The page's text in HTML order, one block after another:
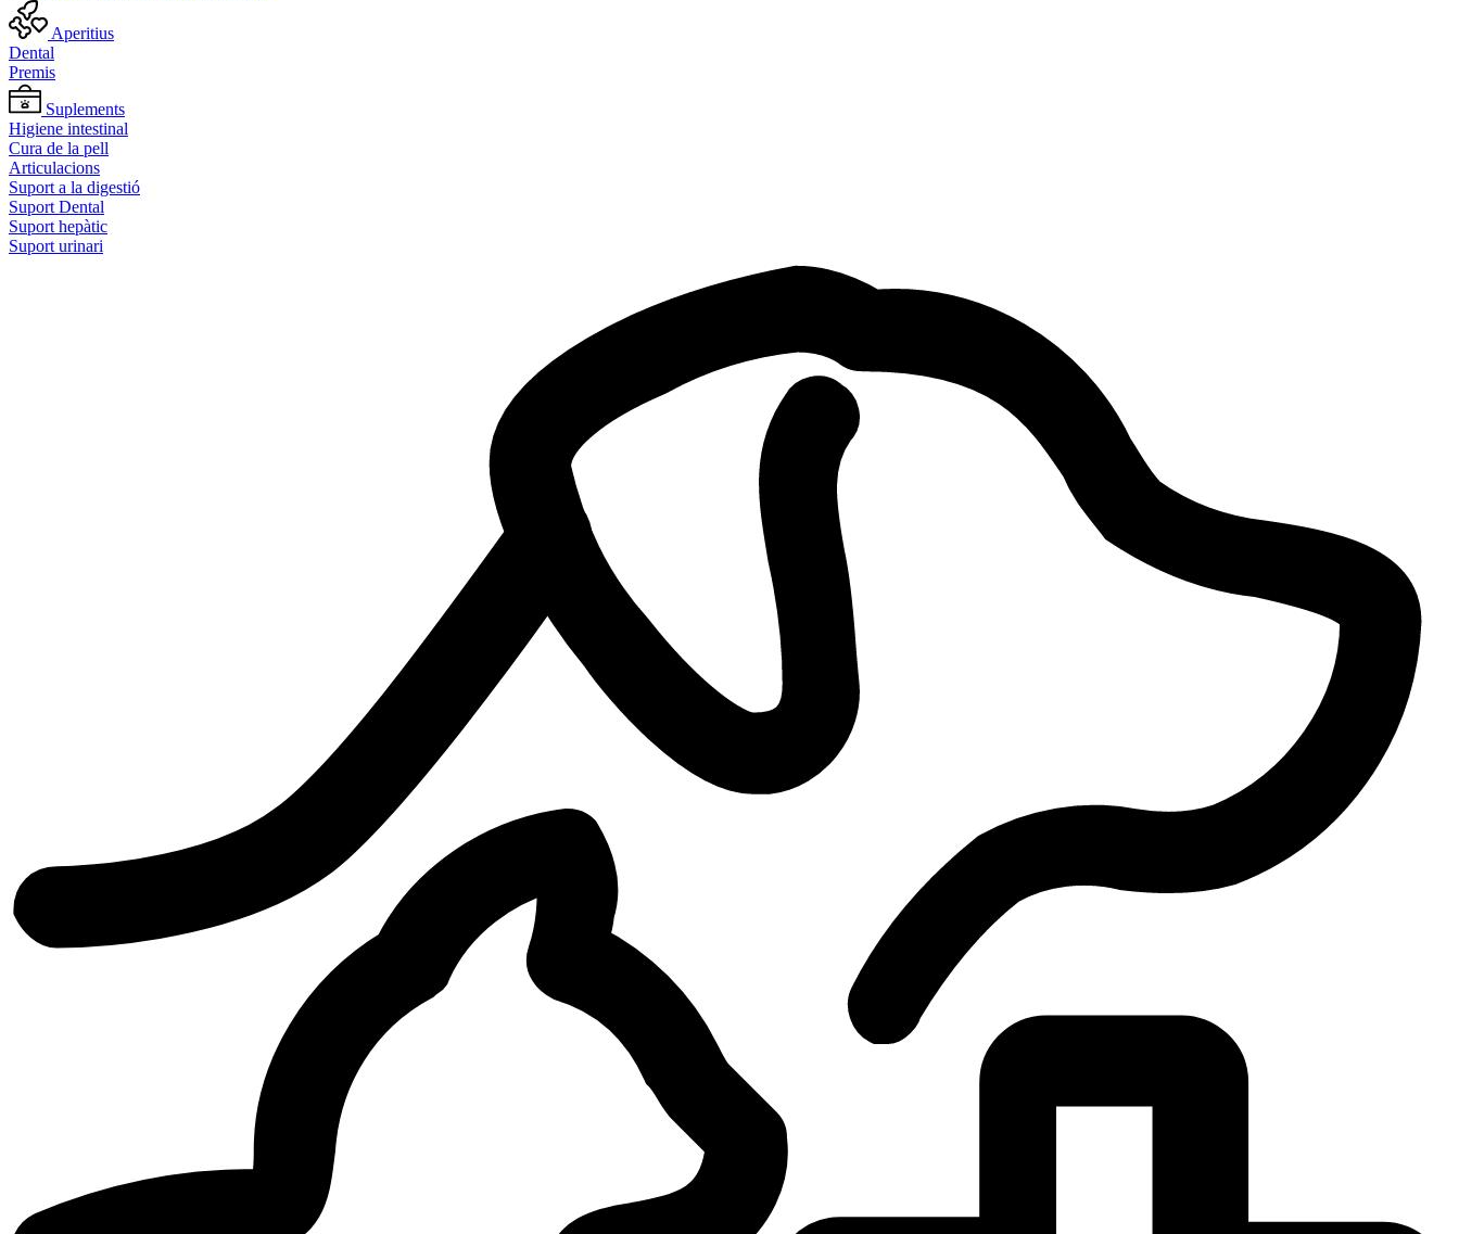
Aperitius
Dental
Premis
Suplements
Higiene intestinal
Cura de la pell
Articulacions
Suport a la digestió
Suport Dental
Suport hepàtic
Suport urinari